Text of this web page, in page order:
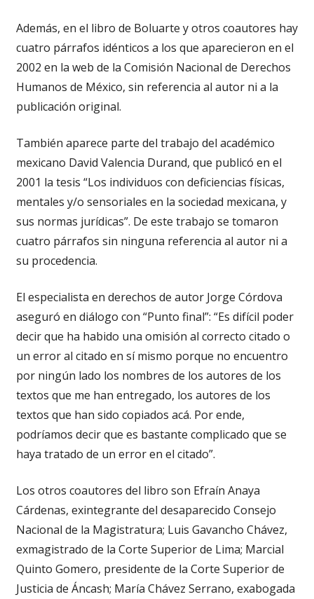
Además, en el libro de Boluarte y otros coautores hay
cuatro párrafos idénticos a los que aparecieron en el
2002 en la web de la Comisión Nacional de Derechos
Humanos de México, sin referencia al autor ni a la
publicación original.
También aparece parte del trabajo del académico
mexicano David Valencia Durand, que publicó en el
2001 la tesis “Los individuos con deficiencias físicas,
mentales y/o sensoriales en la sociedad mexicana, y
sus normas jurídicas”. De este trabajo se tomaron
cuatro párrafos sin ninguna referencia al autor ni a
su procedencia.
El especialista en derechos de autor Jorge Córdova
aseguró en diálogo con “Punto final”: “Es difícil poder
decir que ha habido una omisión al correcto citado o
un error al citado en sí mismo porque no encuentro
por ningún lado los nombres de los autores de los
textos que me han entregado, los autores de los
textos que han sido copiados acá. Por ende,
podríamos decir que es bastante complicado que se
haya tratado de un error en el citado”.
Los otros coautores del libro son Efraín Anaya
Cárdenas, exintegrante del desaparecido Consejo
Nacional de la Magistratura; Luis Gavancho Chávez,
exmagistrado de la Corte Superior de Lima; Marcial
Quinto Gomero, presidente de la Corte Superior de
Justicia de Áncash; María Chávez Serrano, exabogada